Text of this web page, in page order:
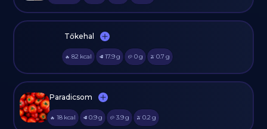
Tőkehal
🔥 82 kcal 🥩 17.9g 🥔 0g 🫒 0.7 g
Paradicsom
🔥 18 kcal 🥩 0.9g 🥔 3.9g 🫒 0.2 g